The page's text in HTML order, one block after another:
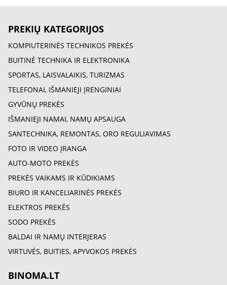
PREKIŲ KATEGORIJOS
KOMPIUTERINĖS TECHNIKOS PREKĖS
BUITINĖ TECHNIKA IR ELEKTRONIKA
SPORTAS, LAISVALAIKIS, TURIZMAS
TELEFONAI, IŠMANIEJI ĮRENGINIAI
GYVŪNŲ PREKĖS
IŠMANIEJI NAMAI, NAMŲ APSAUGA
SANTECHNIKA, REMONTAS, ORO REGULIAVIMAS
FOTO IR VIDEO ĮRANGA
AUTO-MOTO PREKĖS
PREKĖS VAIKAMS IR KŪDIKIAMS
BIURO IR KANCELIARINĖS PREKĖS
ELEKTROS PREKĖS
SODO PREKĖS
BALDAI IR NAMŲ INTERJERAS
VIRTUVĖS, BUITIES, APYVOKOS PREKĖS
BINOMA.LT